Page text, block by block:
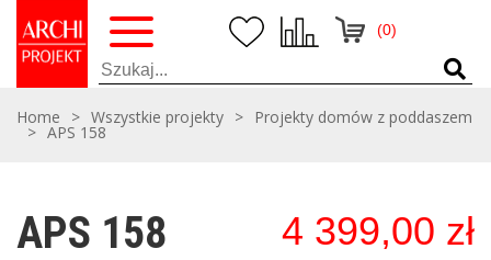
(0)
Home > Wszystkie projekty > Projekty domów z poddaszem
> APS 158
APS 158 4 399,00 zł